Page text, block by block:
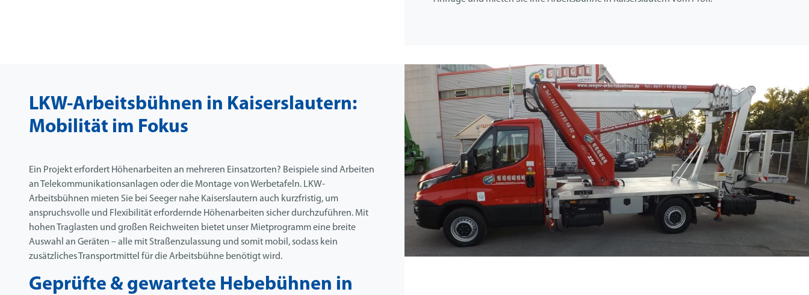
LKW-Arbeitsbühnen in Kaiserslautern:
Mobilität im Fokus
Ein Projekt erfordert Höhenarbeiten an mehreren Einsatzorten? Beispiele sind Arbeiten
an Telekommunikationsanlagen oder die Montage von Werbetafeln. LKW-
Arbeitsbühnen mieten Sie bei Seeger nahe Kaiserslautern auch kurzfristig, um
anspruchsvolle und Flexibilität erfordernde Höhenarbeiten sicher durchzuführen. Mit
hohen Traglasten und großen Reichweiten bietet unser Mietprogramm eine breite
Auswahl an Geräten – alle mit Straßenzulassung und somit mobil, sodass kein
zusätzliches Transportmittel für die Arbeitsbühne benötigt wird.
Geprüfte & gewartete Hebebühnen in